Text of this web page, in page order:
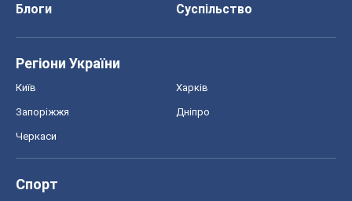
Блоги
Суспільство
Регіони України
Київ Харків
Запоріжжя Дніпро
Черкаси
Спорт